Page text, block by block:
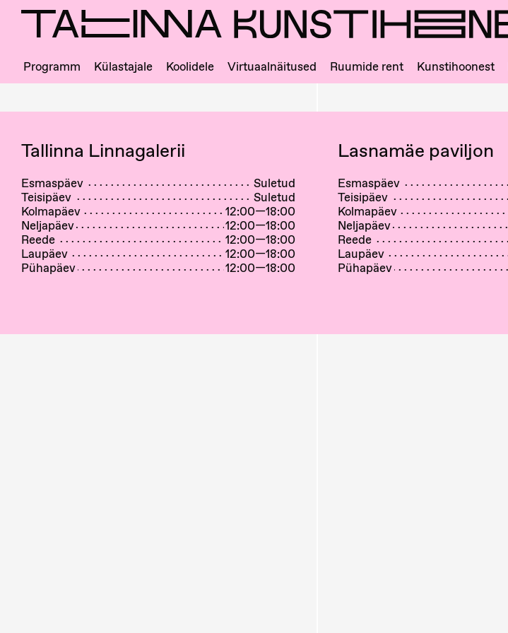
Skip
Ligipääs
ja
Programm Külastajale Koolidele Virtuaalnäitused Ruumide rent Kunstihoonest
Tallinna Linnagalerii
Esmaspäev
Suletud
Teisipäev
Suletud
Kolmapäev
12:00—18:00
Neljapäev
12:00—18:00
Reede
12:00—18:00
Laupäev
12:00—18:00
Pühapäev
12:00—18:00
Lasnamäe paviljon
Esmaspäev
Teisipäev
Kolmapäev
Neljapäev
Reede
Laupäev
Pühapäev